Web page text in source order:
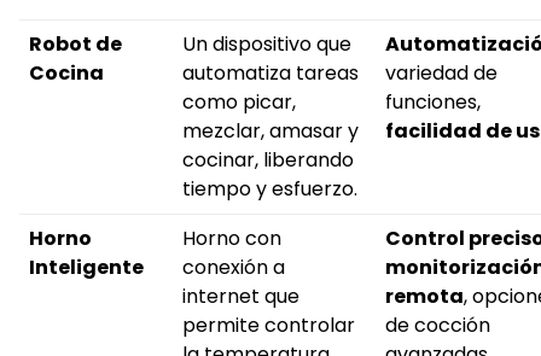
Robot de
Cocina
Un dispositivo que
automatiza tareas
como picar,
mezclar, amasar y
cocinar, liberando
tiempo y esfuerzo.
variedad de
funciones,
facilidad de
Horno
Inteligente
Horno con
conexión a
internet que
permite controlar
Control
remota,
de cocción